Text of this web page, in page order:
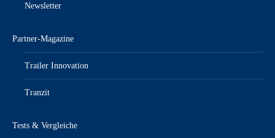
Newsletter
Partner-Magazine
Trailer Innovation
Tranzit
Tests & Vergleiche